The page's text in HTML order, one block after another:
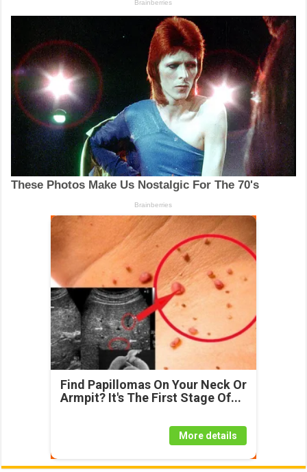
Find Papillomas On Your Neck Or
Armpit? It's The First Stage Of...
More details